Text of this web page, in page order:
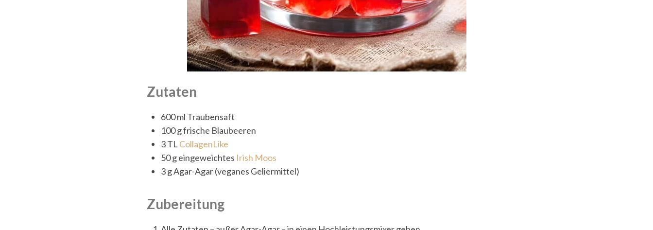
|
Zutaten
600 ml Traubensaft
100 g frische Blaubeeren
3 TL CollagenLike
50 g eingeweichtes Irish Moos
3 g Agar-Agar (veganes Geliermittel)
Zubereitung